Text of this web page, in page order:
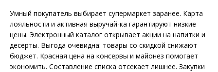
Умный покупатель выбирает супермаркет заранее. Карта
лояльности и активная выручай-ка гарантируют низкие
цены. Электронный каталог открывает акции на напитки и
десерты. Выгода очевидна: товары со скидкой снижают
бюджет. Красная цена на консервы и майонез помогает
экономить. Составление списка отсекает лишнее. Закупки